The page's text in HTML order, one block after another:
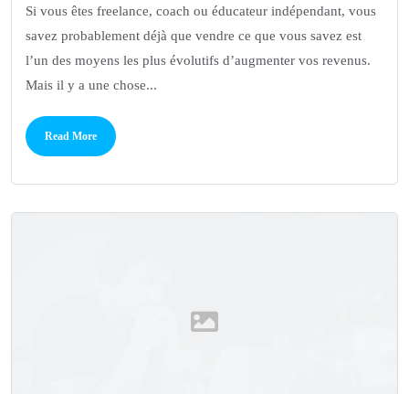
Si vous êtes freelance, coach ou éducateur indépendant, vous
savez probablement déjà que vendre ce que vous savez est
l’un des moyens les plus évolutifs d’augmenter vos revenus.
Mais il y a une chose...
Read More